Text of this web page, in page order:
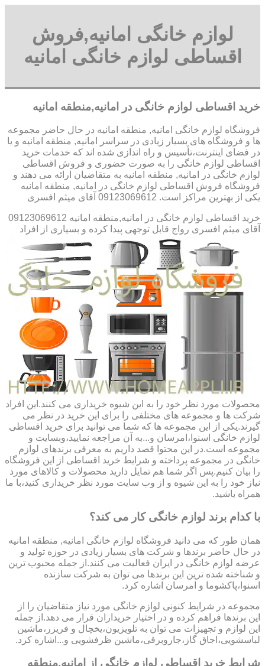
لوازم خانگی امانیه,فروش
اقساطی لوازم خانگی امانیه
خرید اقساطی لوازم خانگی در امانیه,منطقه امانیه
فروشگاه لوازم خانگی امانیه, منطقه امانیه در حال حاضر مجموعه
ها و فروشگاه های بسیار زیادی در سراسر امانیه, منطقه امانیه و یا
در فضای اینترنت،تأسیس و راه اندازی شده اند که خدمات خرید
اقساطی لوازم خانگی را به صورت حضوری و فروش اقساطی
لوازم خانگی در امانیه, منطقه امانیه به متقاضیان ارائه می دهند و
فروشگاه فروش اقساطی لوازم خانگی در امانیه, منطقه امانیه
یکی از بهترین مراکز است. 09123069612 آقای میثم افسری
خرید اقساطی لوازم خانگی در امانیه,منطقه امانیه 09123069612
آقای میثم افسری رواج قابل توجهی پیدا کرده و بسیاری از افراد
محصولات مورد نظر خود را به این شیوه خریداری می کنند.این افراد
شرکت ها و مجموعه های مختلفی را برای این خرید در نظر می
گیرند.یکی از این مجموعه ها که شما می توانید برای خرید اقساطی
لوازم خانگی اسنوا،امرسان و...به آن مراجعه نمایید،وبسایت و
مجموعه است.در این محتوا قصد داریم به معرفی برندهای لوازم
خانگی در مجموعه پرداخته و شرایط خرید اقساطی از این فروشگاه
را بیان کنیم.پس اگر شما هم تمایل دارید محصولات و کالاهای مورد
نیاز خود را به این شیوه و از وب سایت مورد نظر خریداری کنید،با ما
همراه باشید.
با کدام برند لوازم خانگی کار می کند؟
همان طور که می دانید فروشگاه لوازم خانگی امانیه, منطقه امانیه
در حال حاضر برندها و شرکت های بسیار زیادی در حوزه تولید و
عرضه لوازم خانگی در ایران فعالیت می کنند.از جمله محبوب ترین
و شناخته شده ترین این برندها می توان به شرکت سازنده
اسنوا،پاکشوما و امرسان اشاره کرد.
مجموعه در شرایط کنونی لوازم خانگی مورد نیاز متقاضیان را از
این برندها فراهم کرده و در اختیار خریداران قرار می دهد.از جمله
این لوازم و تجهیزات می توان به تلویزیون،یخچال و فریزر،ماشین
لباسشویی،اجاق گاز،جاروبرقی،ماشین ظرفشویی و...اشاره کرد.
شرایط خرید اقساطی لوازم خانگی از امانیه,منطقه